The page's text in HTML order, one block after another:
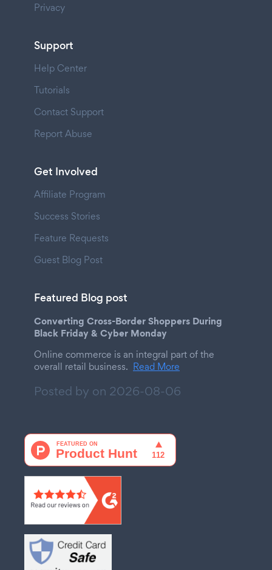
Privacy
Support
Help Center
Tutorials
Contact Support
Report Abuse
Get Involved
Affiliate Program
Success Stories
Feature Requests
Guest Blog Post
Featured Blog post
Converting Cross-Border Shoppers During
Black Friday & Cyber Monday
Online commerce is an integral part of the
overall retail business. Read More
Posted by on 2026-08-06